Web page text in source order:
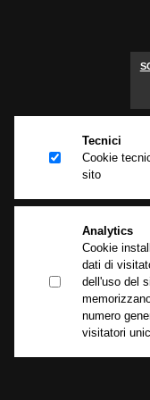
Tecnici
Cookie
sito
Analytics
Cookie
dati di
dell'uso del
numero
visitatori
Capitale sociale
Brache ed accessori
componenti
garantiscono
Privacy policy -